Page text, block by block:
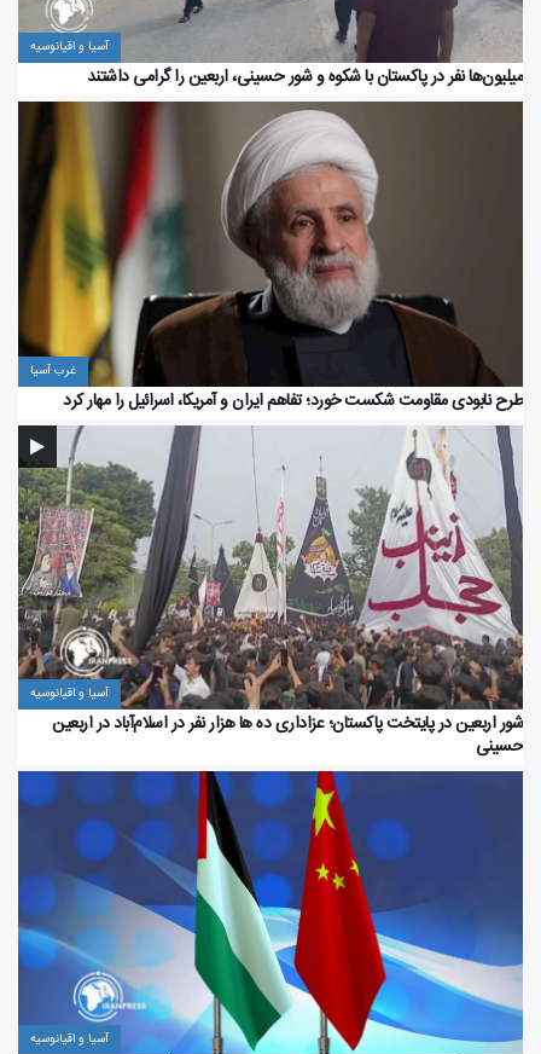
انفجار انتحاری در شمال غرب پاکستان ۷ کشته برجای گذاشت
آسیا و اقیانوسیه
میلیون‌ها نفر در پاکستان با شکوه و شور حسینی، اربعین را گرامی داشتند
غرب آسیا
طرح نابودی مقاومت شکست خورد؛ تفاهم ایران و آمریکا، اسرائیل را مهار کرد
آسیا و اقیانوسیه
شور اربعین در پایتخت پاکستان؛ عزاداری ده ها هزار نفر در اسلام‌آباد در اربعین
حسینی
آسیا و اقیانوسیه